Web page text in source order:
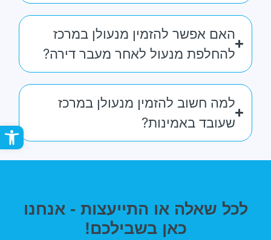
פתח
האם אפשר להזמין מנעולן במרכז
להחלפת מנעול לאחר מעבר דירה?
למה חשוב להזמין מנעולן במרכז
שעובד באמינות?
לכל שאלה או התייעצות - אנחנו
כאן בשבילכם!